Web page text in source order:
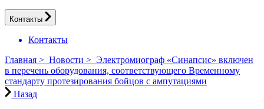
Контакты
Контакты
Главная > Новости > Электромиограф «Синапсис» включен
в перечень оборудования, соответствующего Временному
стандарту протезирования бойцов с ампутациями
Назад